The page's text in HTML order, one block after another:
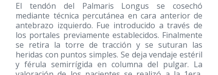
El tendón del Palmaris Longus se cosechó
mediante técnica percutánea en cara anterior de
antebrazo izquierdo. Fue introducido a través de
los portales previamente establecidos. Finalmente
se retira la torre de tracción y se suturan las
heridas con puntos simples. Se deja vendaje estéril
y férula semirrígida en columna del pulgar. La